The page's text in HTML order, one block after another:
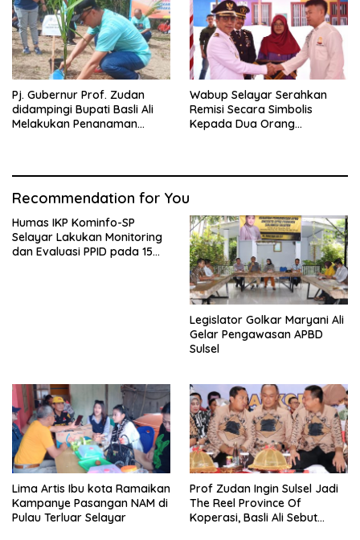
Pj. Gubernur Prof. Zudan
didampingi Bupati Basli Ali
Melakukan Penanaman
Wabup Selayar Serahkan
Remisi Secara Simbolis
Kepada Dua Orang
Recommendation for You
Humas IKP Kominfo-SP
Selayar Lakukan Monitoring
dan Evaluasi PPID pada 15
Legislator Golkar Maryani Ali
Gelar Pengawasan APBD
Sulsel
Lima Artis Ibu kota Ramaikan
Kampanye Pasangan NAM di
Pulau Terluar Selayar
Prof Zudan Ingin Sulsel Jadi
The Reel Province Of
Koperasi, Basli Ali Sebut